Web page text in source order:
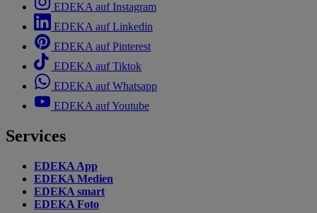
EDEKA auf Instagram
EDEKA auf Linkedin
EDEKA auf Pinterest
EDEKA auf Tiktok
EDEKA auf Whatsapp
EDEKA auf Youtube
Services
EDEKA App
EDEKA Medien
EDEKA smart
EDEKA Foto